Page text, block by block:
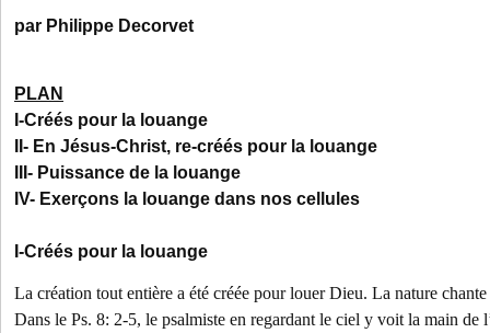
par Philippe Decorvet
PLAN
I-Créés pour la louange
II- En Jésus-Christ, re-créés pour la louange
III- Puissance de la louange
IV- Exerçons la louange dans nos cellules
I-Créés pour la louange
La création tout entière a été créée pour louer Dieu. La nature
Dans le Ps. 8: 2-5, le psalmiste en regardant le ciel y voit la main de